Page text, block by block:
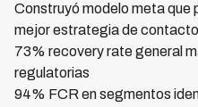
Construyó modelo meta que
mejor estrategia de
73% recovery rate general
regulatorias
94% FCR en segmentos